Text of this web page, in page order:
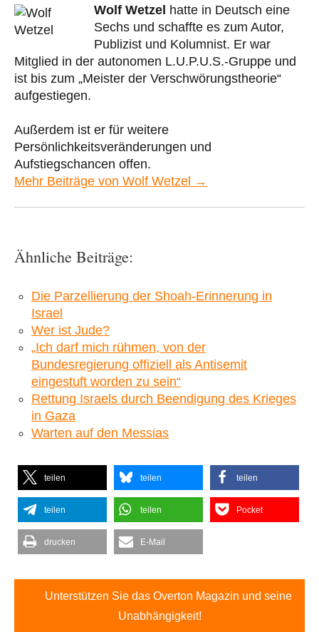
Wolf Wetzel hatte in Deutsch eine
Sechs und schaffte es zum Autor,
Publizist und Kolumnist. Er war
Mitglied in der autonomen L.U.P.U.S.-Gruppe und
ist bis zum „Meister der Verschwörungstheorie“
aufgestiegen.
Außerdem ist er für weitere
Persönlichkeitsveränderungen und
Aufstiegschancen offen.
Mehr Beiträge von Wolf Wetzel →
Ähnliche Beiträge:
Die Parzellierung der Shoah-Erinnerung in
Israel
Wer ist Jude?
„Ich darf mich rühmen, von der
Bundesregierung offiziell als Antisemit
eingestuft worden zu sein“
Rettung Israels durch Beendigung des Krieges
in Gaza
Warten auf den Messias
teilen teilen teilen
teilen teilen Pocket
drucken E-Mail
Unterstützen Sie das Overton Magazin und seine
Unabhängigkeit!